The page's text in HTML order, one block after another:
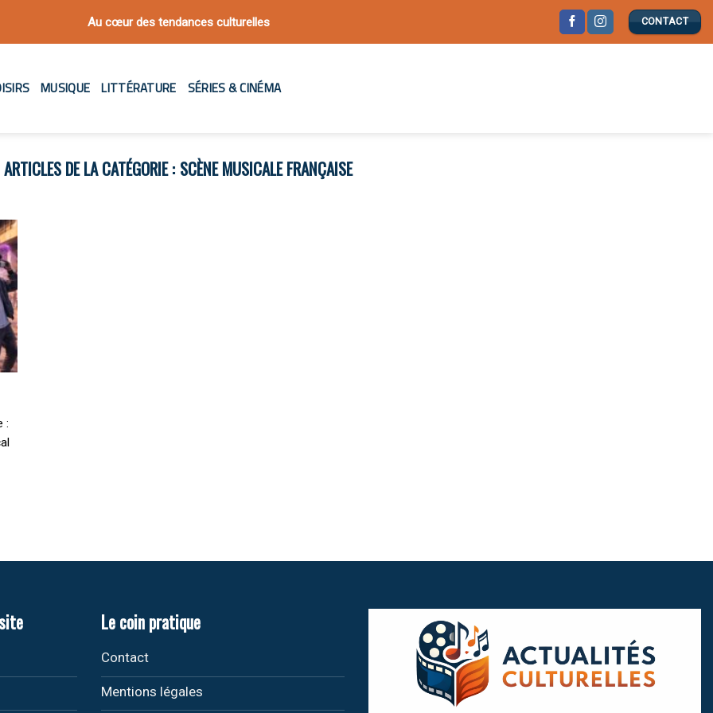
Au cœur des tendances culturelles CONTACT
MUSIQUE LITTÉRATURE SÉRIES & CINÉMA
SCÈNE MUSICALE FRANÇAISE
:
Le coin pratique
Contact
Mentions légales